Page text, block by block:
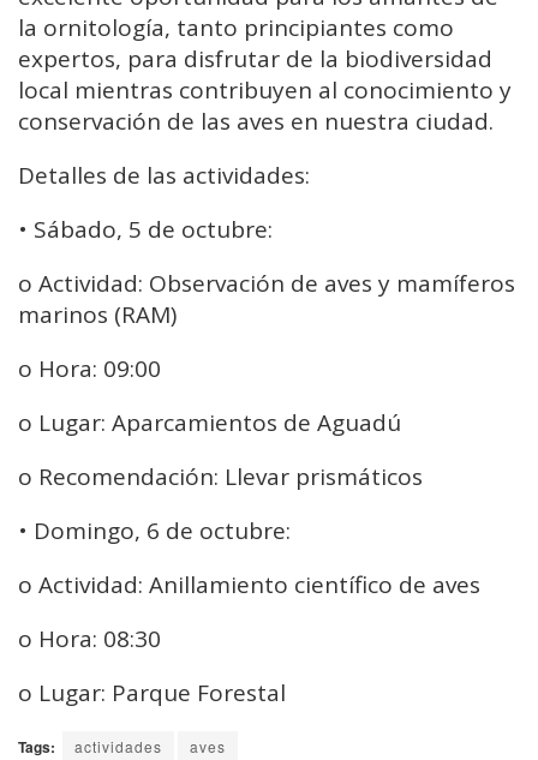
la ornitología, tanto principiantes como
expertos, para disfrutar de la biodiversidad
local mientras contribuyen al conocimiento y
conservación de las aves en nuestra ciudad.
Detalles de las actividades:
• Sábado, 5 de octubre:
o Actividad: Observación de aves y mamíferos
marinos (RAM)
o Hora: 09:00
o Lugar: Aparcamientos de Aguadú
o Recomendación: Llevar prismáticos
• Domingo, 6 de octubre:
o Actividad: Anillamiento científico de aves
o Hora: 08:30
o Lugar: Parque Forestal
Tags: actividades aves